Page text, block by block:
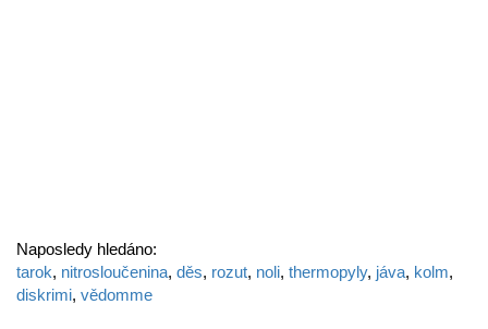
Naposledy hledáno:
tarok, nitrosloučenina, děs, rozut, noli, thermopyly, jáva, kolm,
diskrimi, vědomme